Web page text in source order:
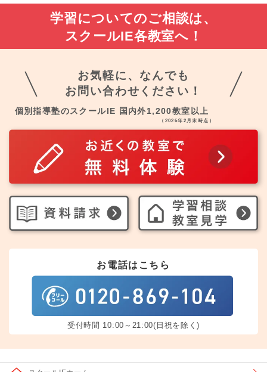
学習についてのご相談は、
スクールIE各教室へ！
お気軽に、なんでも
お問い合わせください！
個別指導塾のスクールIE 国内外1,200教室以上
（2026年2月末時点）
お電話はこちら
受付時間 10:00～21:00(日祝を除く)